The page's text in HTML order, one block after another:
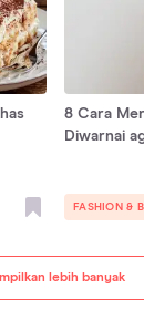
lebih banyak
8 Cara
Diwarnai
FASHION &